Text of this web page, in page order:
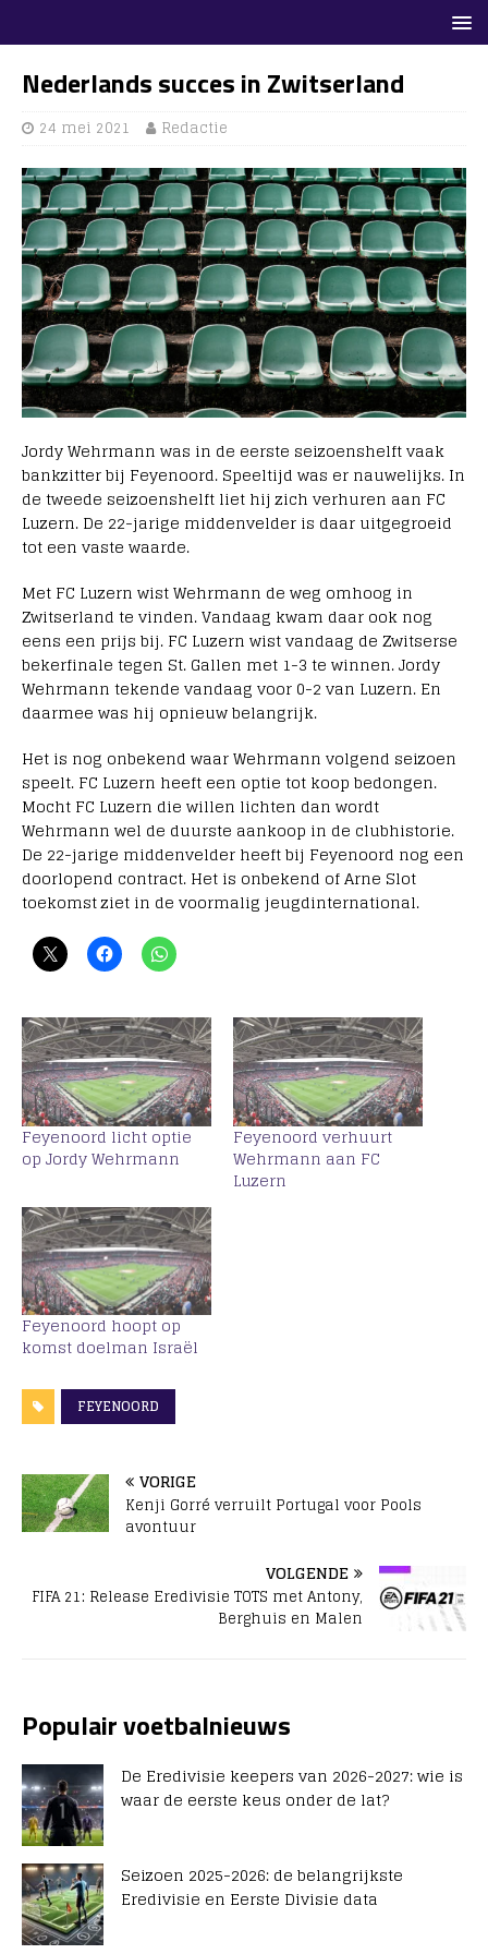
Nederlands succes in Zwitserland
24 mei 2021 Redactie
Jordy Wehrmann was in de eerste seizoenshelft vaak
bankzitter bij Feyenoord. Speeltijd was er nauwelijks. In
de tweede seizoenshelft liet hij zich verhuren aan FC
Luzern. De 22-jarige middenvelder is daar uitgegroeid
tot een vaste waarde.
Met FC Luzern wist Wehrmann de weg omhoog in
Zwitserland te vinden. Vandaag kwam daar ook nog
eens een prijs bij. FC Luzern wist vandaag de Zwitserse
bekerfinale tegen St. Gallen met 1-3 te winnen. Jordy
Wehrmann tekende vandaag voor 0-2 van Luzern. En
daarmee was hij opnieuw belangrijk.
Het is nog onbekend waar Wehrmann volgend seizoen
speelt. FC Luzern heeft een optie tot koop bedongen.
Mocht FC Luzern die willen lichten dan wordt
Wehrmann wel de duurste aankoop in de clubhistorie.
De 22-jarige middenvelder heeft bij Feyenoord nog een
doorlopend contract. Het is onbekend of Arne Slot
toekomst ziet in de voormalig jeugdinternational.
Feyenoord licht optie
op Jordy Wehrmann
Feyenoord verhuurt
Wehrmann aan FC
Luzern
Feyenoord hoopt op
komst doelman Israël
FEYENOORD
VORIGE
Kenji Gorré verruilt Portugal voor Pools
avontuur
VOLGENDE
FIFA 21: Release Eredivisie TOTS met Antony,
Berghuis en Malen
Populair voetbalnieuws
De Eredivisie keepers van 2026-2027: wie is
waar de eerste keus onder de lat?
Seizoen 2025-2026: de belangrijkste
Eredivisie en Eerste Divisie data